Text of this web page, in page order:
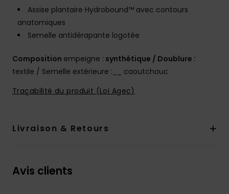
Assise plantaire Hydrobound™ avec contours
anatomiques
Semelle antidérapante logotée
Composition empeigne : synthétique / Doublure :
textile / Semelle extérieure :__ caoutchouc
Traçabilité du produit (Loi Agec)
Livraison & Retours
Avis clients